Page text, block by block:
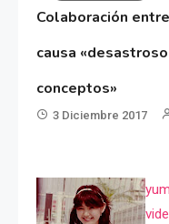
Colaboración
causa
conceptos»
3 Diciembre 2017